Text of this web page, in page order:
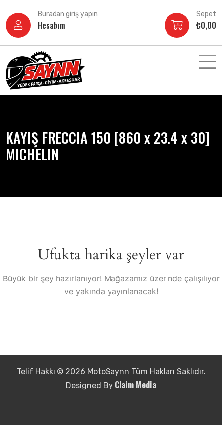
atla
Buradan giriş yapın
Hesabım
Sepet
₺0,00
KAYIŞ FRECCIA 150 [860 x 23.4 x 30]
MICHELIN
Ufukta harika şeyler var
Büyük bir şey hazırlanıyor! Mağazamız üzerinde çalışılıyor
ve yakında yayınlanacak!
Telif Hakkı © 2026 MotoSaynn Tüm Hakları Saklıdır.
Designed By Claim Media